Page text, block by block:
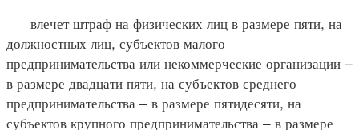
влечет штраф на физических лиц в размере пяти, на
должностных лиц, субъектов малого
предпринимательства или некоммерческие организации –
в размере двадцати пяти, на субъектов среднего
предпринимательства – в размере пятидесяти, на
субъектов крупного предпринимательства – в размере